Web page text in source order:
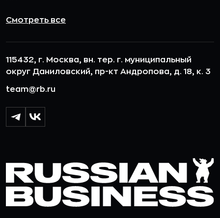
Смотреть все
115432, г. Москва, вн. тер. г. муниципальный
округ Даниловский, пр-кт Андропова, д. 18, к. 3
team@rb.ru